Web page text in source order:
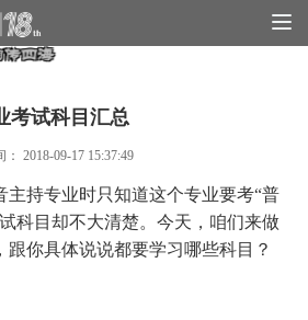
四海
考试科目汇总
2018-09-17 15:37:49
主持专业时只知道这个专业要考“普
科目却不大清楚。今天，咱们来做
跟你具体说说都要学习哪些科目？